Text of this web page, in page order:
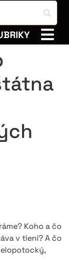
Koho a čo
v tieni? A čo